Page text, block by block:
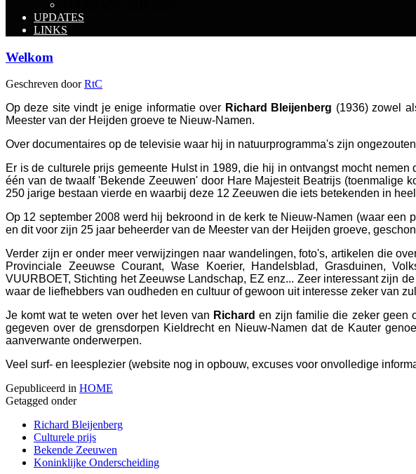
UPDATES
LINKS
Welkom
Geschreven doorRtC
Op deze site vindt je enige informatie over Richard Bleijenberg (1936) zowel
Meester van der Heijden groeve te Nieuw-Namen.
Over documentaires op de televisie waar hij in natuurprogramma's zijn
Er is de culturele prijs gemeente Hulst in 1989, die hij in ontvangst mocht
één van de twaalf 'Bekende Zeeuwen' door Hare Majesteit Beatrijs (toenmalige
250 jarige bestaan vierde en waarbij deze 12 Zeeuwen die iets betekenden in
Op 12 september 2008 werd hij bekroond in de kerk te Nieuw-Namen (waar
en dit voor zijn 25 jaar beheerder van de Meester van der Heijden groeve,
Verder zijn er onder meer verwijzingen naar wandelingen, foto's, artikelen die
Provinciale Zeeuwse Courant, Wase Koerier, Handelsblad, Grasduinen,
VUURBOET, Stichting het Zeeuwse Landschap, EZ enz... Zeer interessant zijn
waar de liefhebbers van oudheden en cultuur of gewoon uit interesse zeker van
Je komt wat te weten over het leven van Richard en zijn familie die zeker geen
gegeven over de grensdorpen Kieldrecht en Nieuw-Namen dat de Kauter
aanverwante onderwerpen.
Veel surf- en leesplezier (website nog in opbouw, excuses voor onvolledige
Gepubliceerd in HOME
Getagged onder
Richard Bleijenberg
Culturele prijs
Bekende Zeeuwen
Koninklijke Onderscheiding